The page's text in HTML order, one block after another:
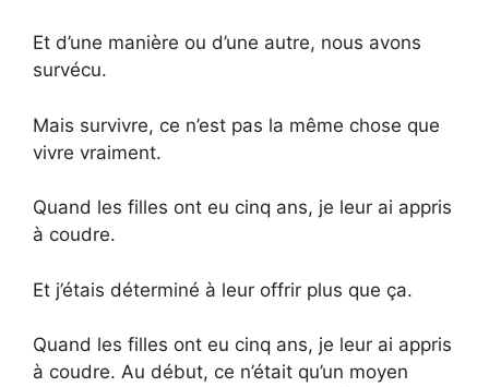
Et d’une manière ou d’une autre, nous avons
survécu.
Mais survivre, ce n’est pas la même chose que
vivre vraiment.
Quand les filles ont eu cinq ans, je leur ai appris
à coudre.
Et j’étais déterminé à leur offrir plus que ça.
Quand les filles ont eu cinq ans, je leur ai appris
à coudre. Au début, ce n’était qu’un moyen